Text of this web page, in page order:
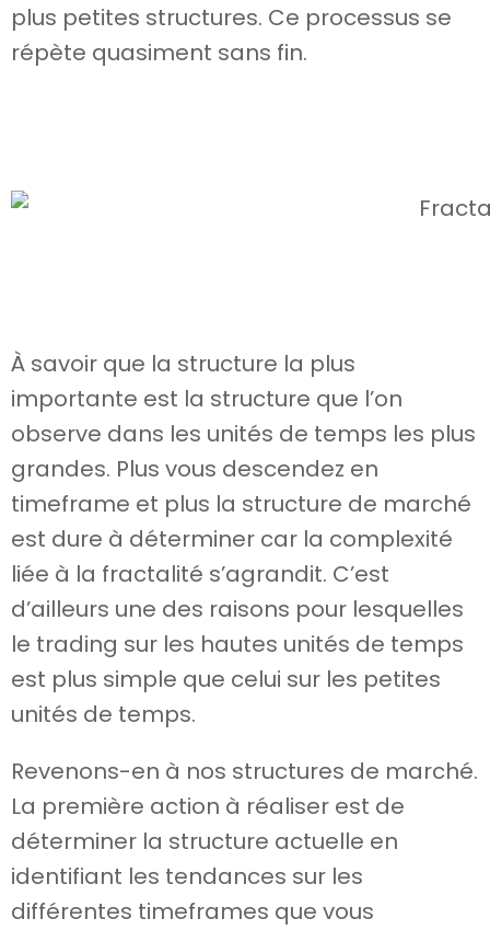
plus petites structures. Ce processus se
répète quasiment sans fin.
À savoir que la structure la plus
importante est la structure que l’on
observe dans les unités de temps les plus
grandes. Plus vous descendez en
timeframe et plus la structure de marché
est dure à déterminer car la complexité
liée à la fractalité s’agrandit. C’est
d’ailleurs une des raisons pour lesquelles
le trading sur les hautes unités de temps
est plus simple que celui sur les petites
unités de temps.
Revenons-en à nos structures de marché.
La première action à réaliser est de
déterminer la structure actuelle en
identifiant les tendances sur les
différentes timeframes que vous